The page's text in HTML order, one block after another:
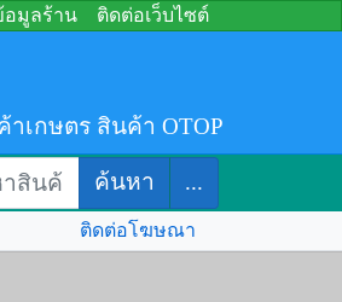
อมูลร้าน ติดต่อเว็บไซต์
เกษตร สินค้า OTOP
ค้นหา ...
ติดต่อโฆษณา